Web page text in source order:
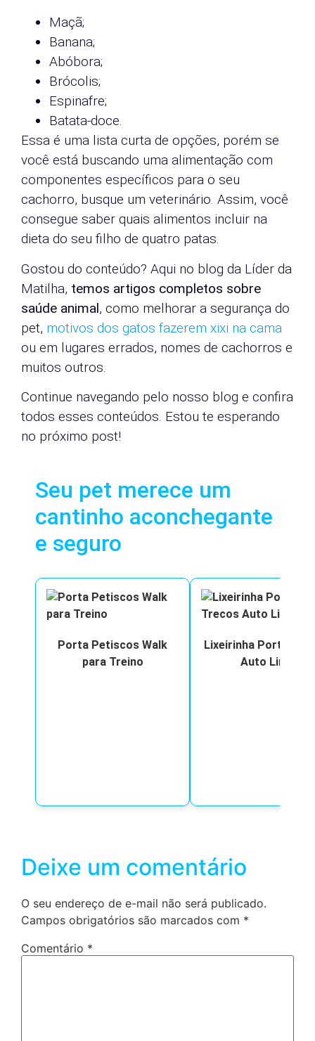
Maçã;
Banana;
Abóbora;
Brócolis;
Espinafre;
Batata-doce.
Essa é uma lista curta de opções, porém se
você está buscando uma alimentação com
componentes específicos para o seu
cachorro, busque um veterinário. Assim, você
consegue saber quais alimentos incluir na
dieta do seu filho de quatro patas.
Gostou do conteúdo? Aqui no blog da Líder da
Matilha, temos artigos completos sobre
saúde animal, como melhorar a segurança do
pet, motivos dos gatos fazerem xixi na cama
ou em lugares errados, nomes de cachorros e
muitos outros.
Continue navegando pelo nosso blog e confira
todos esses conteúdos. Estou te esperando
no próximo post!
Seu pet merece um
cantinho aconchegante
e seguro
Porta Petiscos Walk
para Treino
Lixeirinha Porta-
Auto Limp
Deixe um comentário
O seu endereço de e-mail não será publicado.
Campos obrigatórios são marcados com *
Comentário *